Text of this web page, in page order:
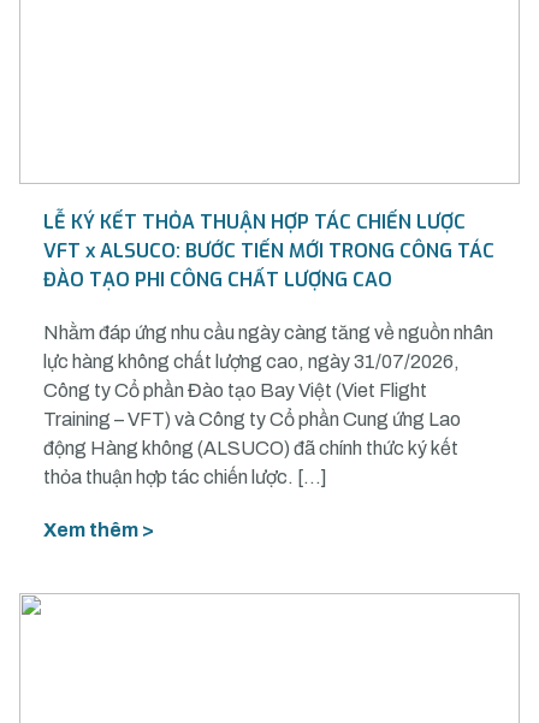
LỄ KÝ KẾT THỎA THUẬN HỢP TÁC CHIẾN LƯỢC
VFT x ALSUCO: BƯỚC TIẾN MỚI TRONG CÔNG TÁC
ĐÀO TẠO PHI CÔNG CHẤT LƯỢNG CAO
Nhằm đáp ứng nhu cầu ngày càng tăng về nguồn nhân
lực hàng không chất lượng cao, ngày 31/07/2026,
Công ty Cổ phần Đào tạo Bay Việt (Viet Flight
Training – VFT) và Công ty Cổ phần Cung ứng Lao
động Hàng không (ALSUCO) đã chính thức ký kết
thỏa thuận hợp tác chiến lược. […]
Xem thêm >